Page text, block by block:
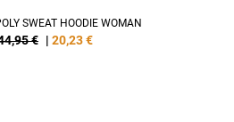
SWEAT HOODIE WOMAN
€ | 20,23€